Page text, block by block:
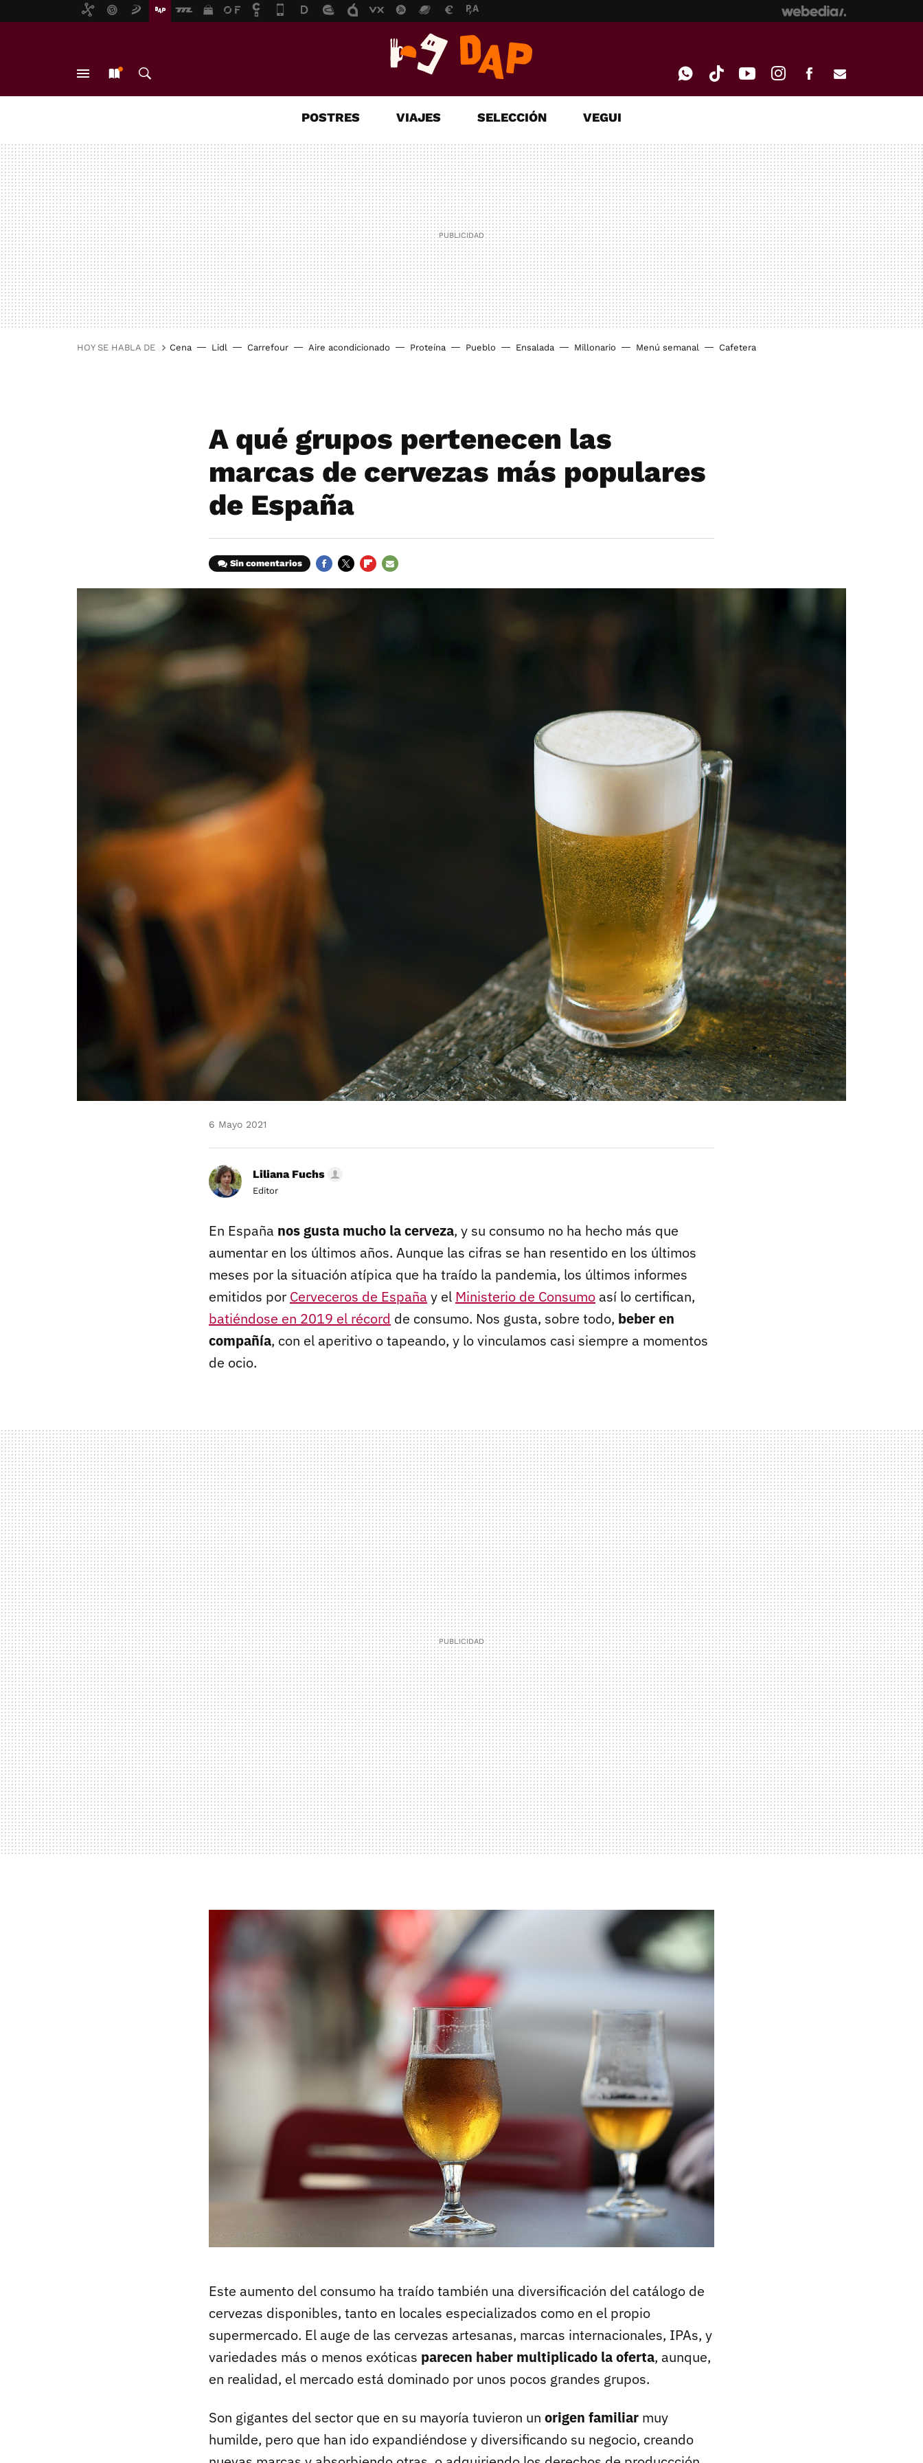
MAIL
POSTRES VIAJES SELECCIÓN VEGUI
HOY SE HABLA DE Cena Lidl Carrefour Aire acondicionado Proteína Pueblo Ensalada Millonario Menú semanal Cafetera
A qué grupos pertenecen las
marcas de cervezas más populares
de España
Sin comentarios
6 Mayo 2021
Liliana Fuchs
Editor
En España nos gusta mucho la cerveza, y su consumo no ha hecho más que
aumentar en los últimos años. Aunque las cifras se han resentido en los últimos
meses por la situación atípica que ha traído la pandemia, los últimos informes
emitidos por Cerveceros de Españay el Ministerio de Consumo así lo certifican,
batiéndose en 2019 el récord de consumo. Nos gusta, sobre todo, beber en
compañía, con el aperitivo o tapeando, y lo vinculamos casi siempre a momentos
de ocio.
Este aumento del consumo ha traído también una diversificación del catálogo de
cervezas disponibles, tanto en locales especializados como en el propio
supermercado. El auge de las cervezas artesanas, marcas internacionales, IPAs, y
variedades más o menos exóticas parecen haber multiplicado la oferta, aunque,
en realidad, el mercado está dominado por unos pocos grandes grupos.
Son gigantes del sector que en su mayoría tuvieron un origen familiar muy
humilde, pero que han ido expandiéndose y diversificando su negocio, creando